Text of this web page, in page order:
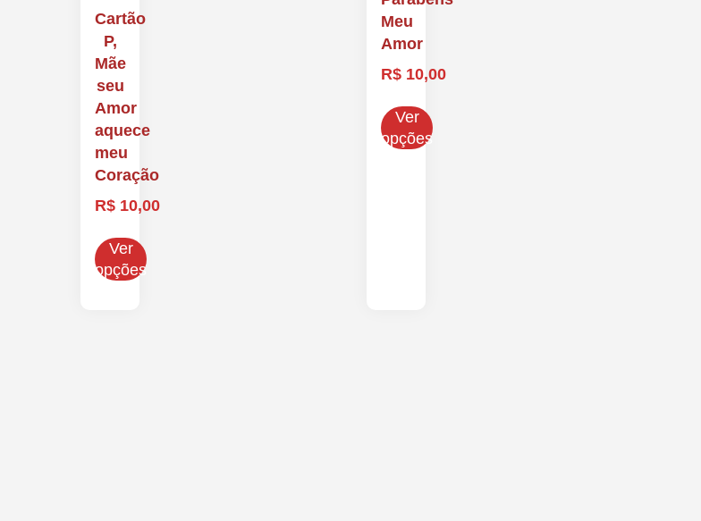
Cartão
P,
Mãe
seu
Amor
aquece
meu
Coração
R$ 10,00
Ver
opções
Meu
Amor
R$ 10,00
Ver
opções